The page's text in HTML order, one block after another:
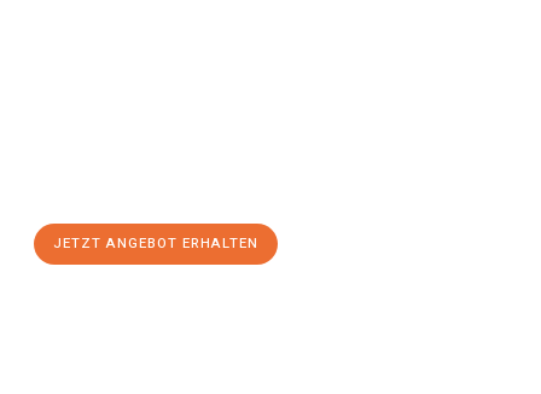
JETZT ANGEBOT ERHALTEN